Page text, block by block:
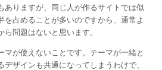
ありますが、同じ人が作るサイトでは似
を占めることが多いのですから、通常よ
問題はないと思います。
マが使えないことです。テーマが一緒と
ザインも共通になってしまうわけで、